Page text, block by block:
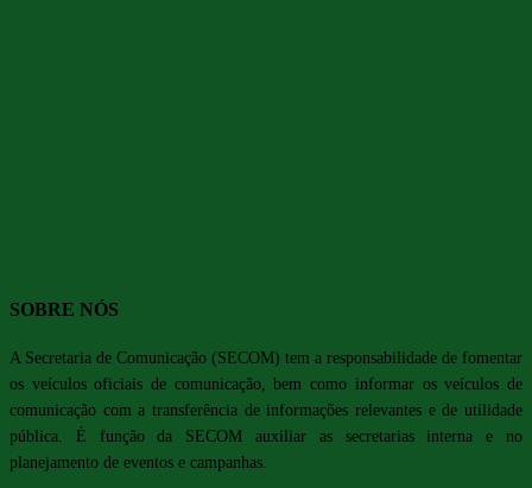
SOBRE NÓS
A Secretaria de Comunicação (SECOM) tem a responsabilidade de fomentar
os veículos oficiais de comunicação, bem como informar os veículos de
comunicação com a transferência de informações relevantes e de utilidade
pública. É função da SECOM auxiliar as secretarias interna e no
planejamento de eventos e campanhas.